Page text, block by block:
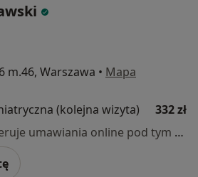
m.46, Warszawa • Mapa
(kolejna wizyta)
332 zł
Specjalista nie oferuje umawiania online pod tym adresem.